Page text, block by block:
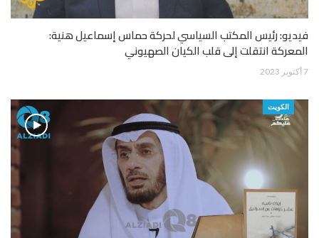
فيديو: رئيس المكتب السياسي لحركة حماس إسماعيل هنية:
المعركة انتقلت إلى قلب الكيان الصهيوني
7 أكتوبر 2023
الكويت